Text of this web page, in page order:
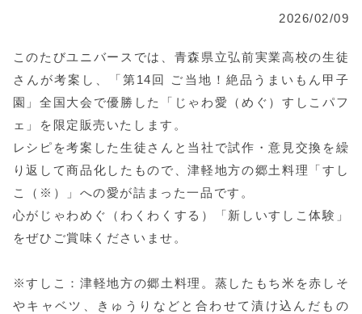
2026/02/09
このたびユニバースでは、青森県立弘前実業高校の生徒
さんが考案し、「第14回 ご当地！絶品うまいもん甲子
園」全国大会で優勝した「じゃわ愛（めぐ）すしこパフ
ェ」を限定販売いたします。
レシピを考案した生徒さんと当社で試作・意見交換を繰
り返して商品化したもので、津軽地方の郷土料理「すし
こ（※）」への愛が詰まった一品です。
心がじゃわめぐ（わくわくする）「新しいすしこ体験」
をぜひご賞味くださいませ。
※すしこ：津軽地方の郷土料理。蒸したもち米を赤しそ
やキャベツ、きゅうりなどと合わせて漬け込んだもの